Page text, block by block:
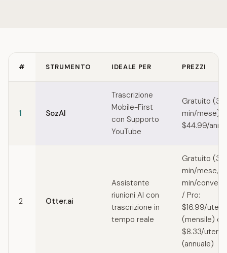
# STRUMENTO IDEALE PER PREZZI
1 SozAI
Trascrizione
Mobile-First
con Supporto
YouTube
Gratuito (30
min/mese) /
$44.99/anno
2 Otter.ai
Assistente
riunioni AI con
trascrizione in
tempo reale
Gratuito (30
min/mese,
min/
/ Pro:
$16.99/
(mensile) o
$8.33/
(annuale)